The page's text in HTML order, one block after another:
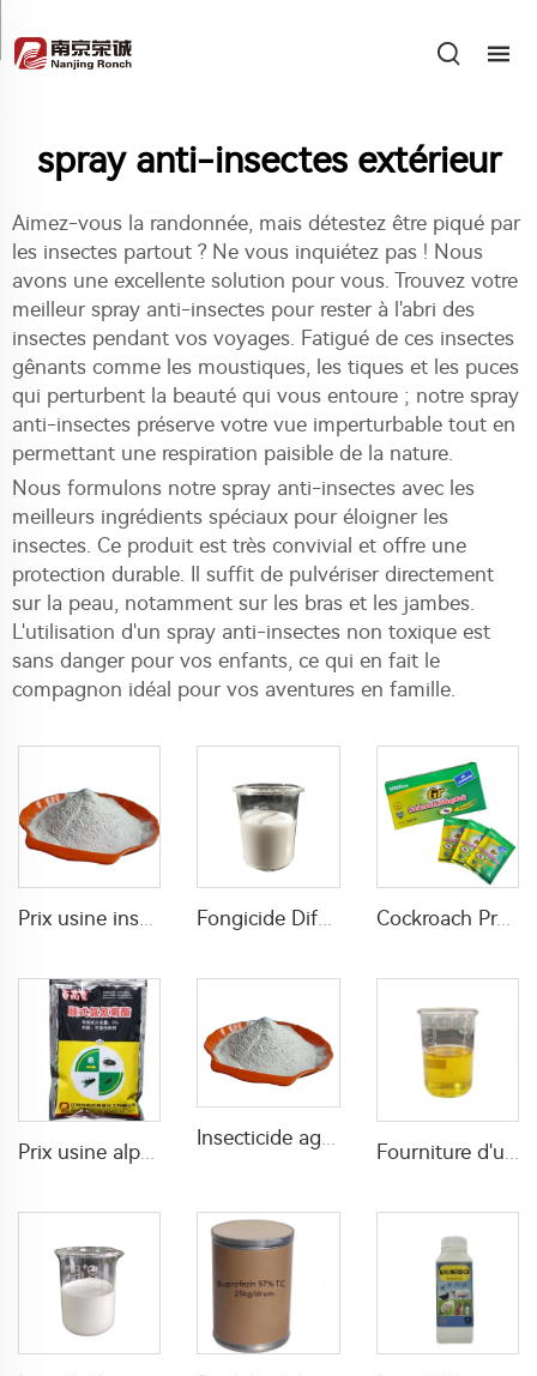
spray anti-insectes extérieur
Aimez-vous la randonnée, mais détestez être piqué par
les insectes partout ? Ne vous inquiétez pas ! Nous
avons une excellente solution pour vous. Trouvez votre
meilleur spray anti-insectes pour rester à l'abri des
insectes pendant vos voyages. Fatigué de ces insectes
gênants comme les moustiques, les tiques et les puces
qui perturbent la beauté qui vous entoure ; notre spray
anti-insectes préserve votre vue imperturbable tout en
permettant une respiration paisible de la nature.
Nous formulons notre spray anti-insectes avec les
meilleurs ingrédients spéciaux pour éloigner les
insectes. Ce produit est très convivial et offre une
protection durable. Il suffit de pulvériser directement
sur la peau, notamment sur les bras et les jambes.
L'utilisation d'un spray anti-insectes non toxique est
sans danger pour vos enfants, ce qui en fait le
compagnon idéal pour vos aventures en famille.
Prix usine insecticide Diflubenzuron 25%GP 50%GP Poudre de diflubenzuron CAS 35367-38-5 Fongicide Difenoconazole 25%SC liquide à haute efficacité Cockroach Propoxur GR très efficace Propoxur 1,5 % GR insecticide chimique pour tuer les blattes
Insecticide agricole 0,45 % propoxur + 0,15 % alpha-cyperméthrine DP